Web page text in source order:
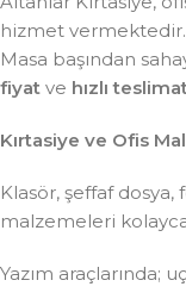
hizmet vermektedir.
Masa başından
fiyat ve hızlı
Kırtasiye ve Ofis
Klasör, şeffaf
malzemeleri
Yazım